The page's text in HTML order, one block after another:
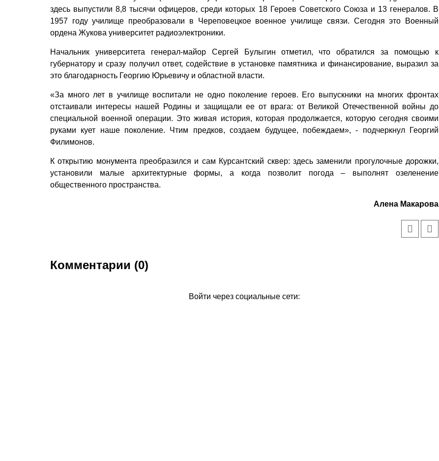
здесь выпустили 8,8 тысячи офицеров, среди которых 18 Героев Советского Союза и 13 генералов. В
1957 году училище преобразовали в Череповецкое военное училище связи. Сегодня это Военный
ордена Жукова университет радиоэлектроники.
Начальник университета генерал-майор Сергей Булыгин отметил, что обратился за помощью к
губернатору и сразу получил ответ, содействие в установке памятника и финансирование, выразил за
это благодарность Георгию Юрьевичу и областной власти.
«За много лет в училище воспитали не одно поколение героев. Его выпускники на многих фронтах
отстаивали интересы нашей Родины и защищали ее от врага: от Великой Отечественной войны до
специальной военной операции. Это живая история, которая продолжается, которую сегодня своими
руками кует наше поколение. Чтим предков, создаем будущее, побеждаем», - подчеркнул Георгий
Филимонов.
К открытию монумента преобразился и сам Курсантский сквер: здесь заменили прогулочные дорожки,
установили малые архитектурные формы, а когда позволит погода – выполнят озеленение
общественного пространства.
Алена Макарова
Комментарии (0)
Войти через социальные сети: